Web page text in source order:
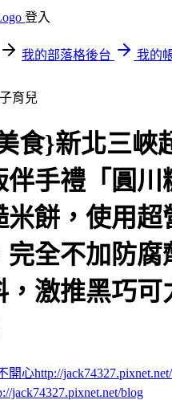
登入
我的部落格後台
我的
育兒
食}新北三峽
伴手禮「圓川
米餅，使用超
完全不加防腐
，激推黑巧可
jack74327.pixnet.net/blog